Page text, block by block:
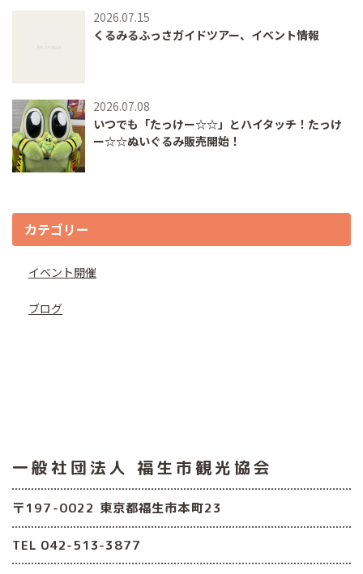
2026.07.15
くるみるふっさガイドツアー、イベント情報
2026.07.08
いつでも「たっけー☆☆」とハイタッチ！たっけ
ー☆☆ぬいぐるみ販売開始！
カテゴリー
イベント開催
ブログ
一般社団法人 福生市観光協会
〒197-0022 東京都福生市本町23
TEL 042-513-3877